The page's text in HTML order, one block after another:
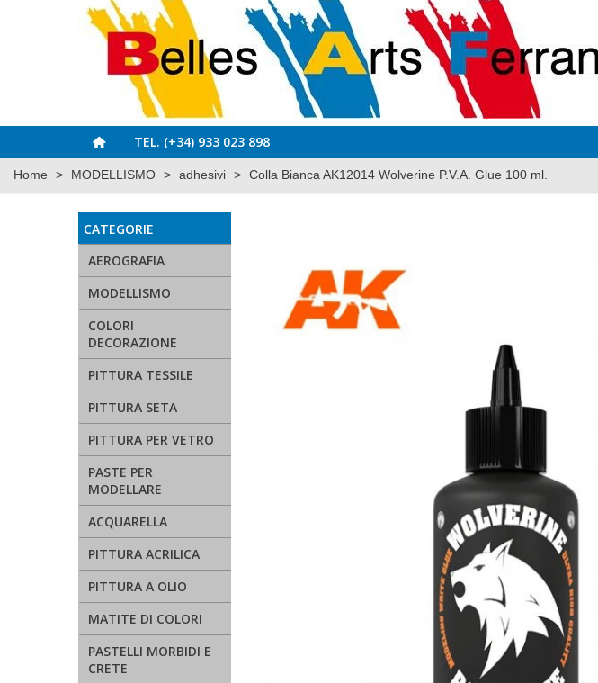
TEL. (+34) 933 023 898
Home > MODELLISMO > adhesivi > Colla Bianca AK12014 Wolverine P.V.A. Glue 100 ml.
CATEGORIE
AEROGRAFIA
MODELLISMO
COLORI
DECORAZIONE
PITTURA TESSILE
PITTURA SETA
PITTURA PER VETRO
PASTE PER
MODELLARE
ACQUARELLA
PITTURA ACRILICA
PITTURA A OLIO
MATITE DI COLORI
PASTELLI MORBIDI E
CRETE